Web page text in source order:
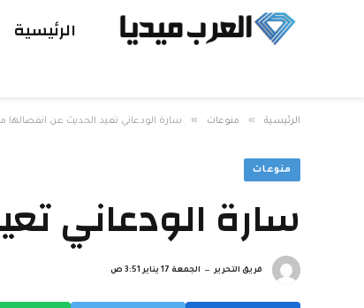
الرئيسية
الرئيسية » منوعات » سارة الودعاني تعيد الحديث عن انفصالها
منوعات
سارة الودعاني
فريق التحرير الجمعة 17 يناير 3:51 ص